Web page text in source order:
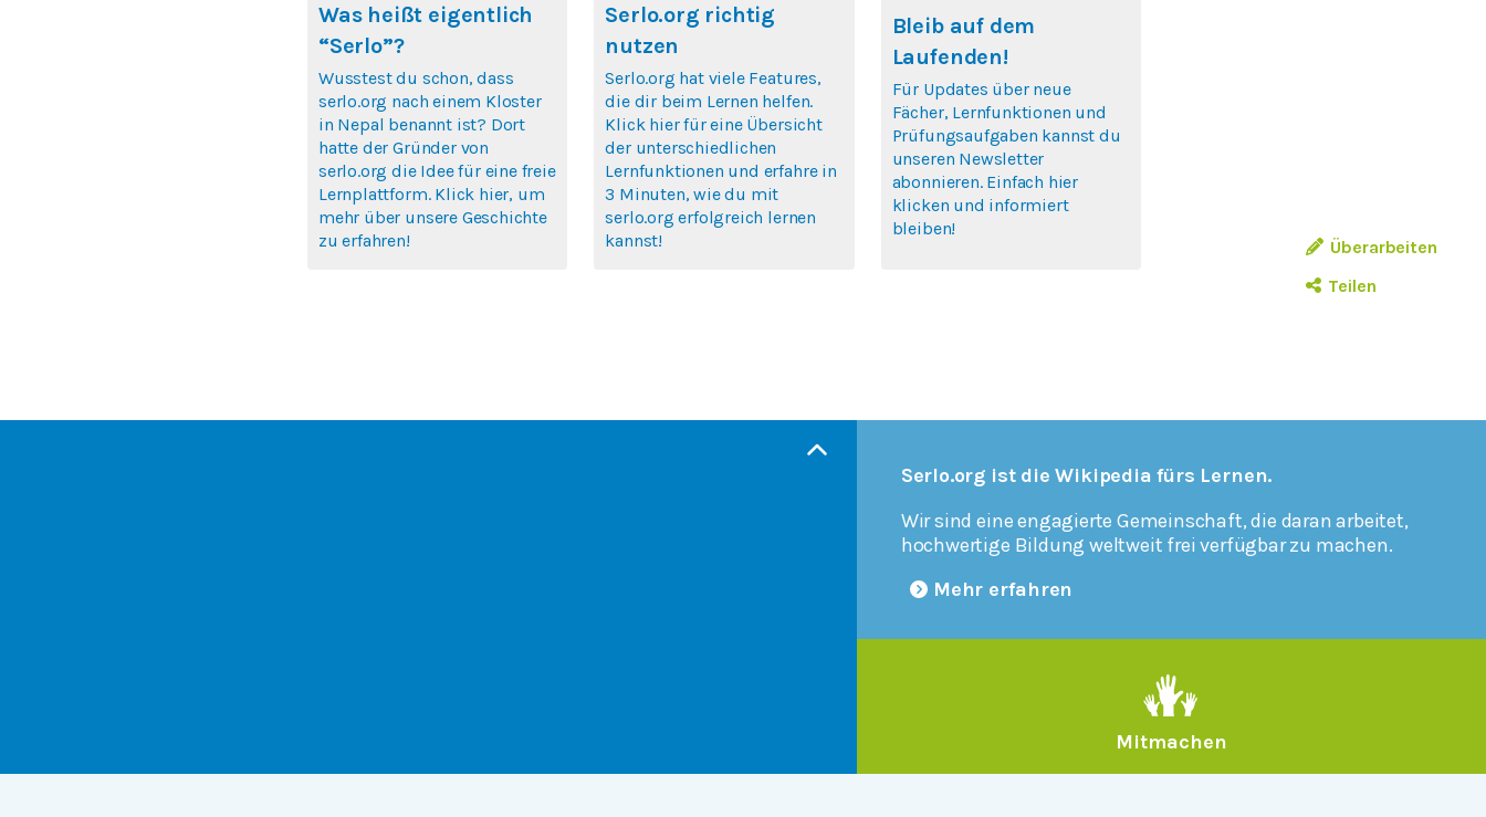
Überarbeiten
Teilen
Was heißt eigentlich
“Serlo”?
Wusstest du schon, dass
serlo.org nach einem Kloster
in Nepal benannt ist? Dort
hatte der Gründer von
serlo.org die Idee für eine freie
Lernplattform. Klick hier, um
mehr über unsere Geschichte
zu erfahren!
Serlo.org richtig
nutzen
Serlo.org hat viele Features,
die dir beim Lernen helfen.
Klick hier für eine Übersicht
der unterschiedlichen
Lernfunktionen und erfahre in
3 Minuten, wie du mit
serlo.org erfolgreich lernen
kannst!
Bleib auf dem
Laufenden!
Für Updates über neue
Fächer, Lernfunktionen und
Prüfungsaufgaben kannst du
unseren Newsletter
abonnieren. Einfach hier
klicken und informiert
bleiben!
Serlo.org ist die Wikipedia fürs Lernen.
Wir sind eine engagierte Gemeinschaft, die daran arbeitet,
hochwertige Bildung weltweit frei verfügbar zu machen.
Mehr erfahren
Mitmachen